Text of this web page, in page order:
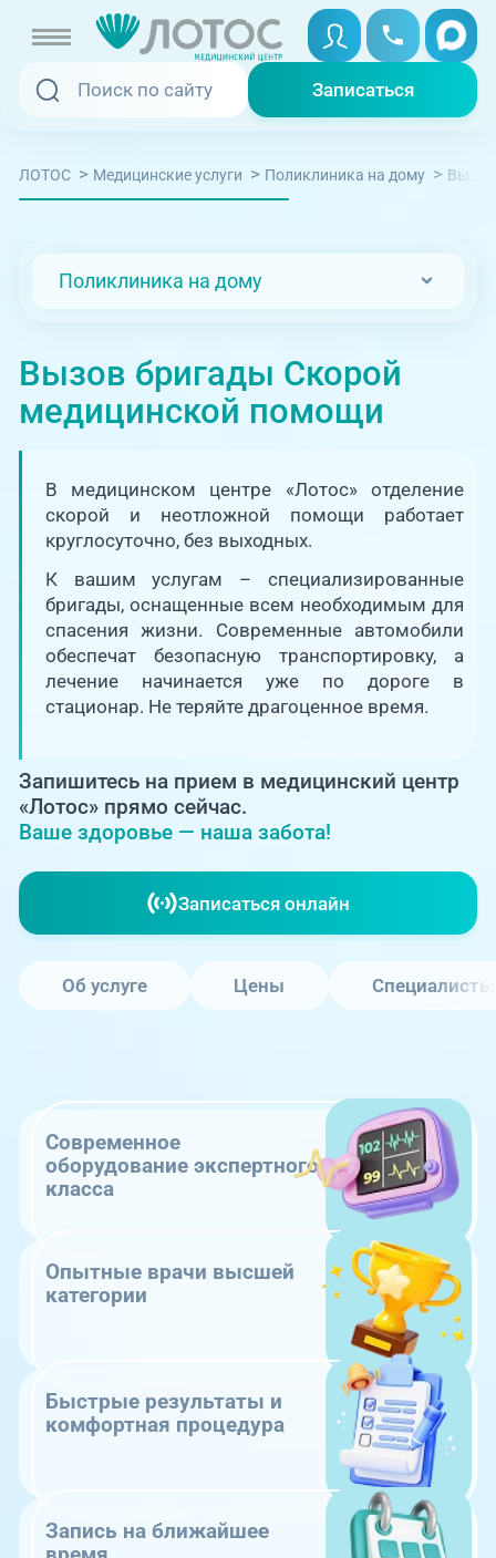
Записаться
Записаться
Услуги и цены
Отзывы
О клинике
Блог врачей
Новости
Пациентам
PreventAGE
+7 (351) 220-00-03
Записаться онлайн
Вызвать скорую
Медицина на дому
Телемедицина
+7 (351) 220-00-03
Единая справочная служба,
запись на прием
+7 (351) 220-03-03
Центр амбулаторной
онкологической помощи
+7 (7142) 927-003
Справочный телефон для
ЛОТОС > Медицинские услуги > Поликлиника на дому >
Поликлиника на дому
Вызов бригады Скорой
медицинской помощи
В медицинском центре «Лотос» отделение
скорой и неотложной помощи работает
круглосуточно, без выходных.
К вашим услугам – специализированные
бригады, оснащенные всем необходимым для
спасения жизни. Современные автомобили
обеспечат безопасную транспортировку, а
лечение начинается уже по дороге в
стационар. Не теряйте драгоценное время.
Запишитесь на прием в медицинский центр
«Лотос» прямо сейчас.
Ваше здоровье — наша забота!
Записаться онлайн
Об услуге Цены Специалисты
Современное
оборудование экспертного
класса
Опытные врачи высшей
категории
Быстрые результаты и
комфортная процедура
Запись на ближайшее